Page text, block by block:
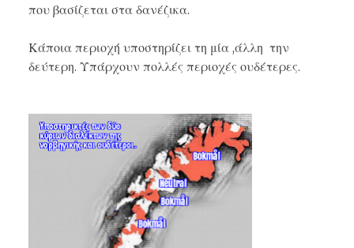
που βασίζεται στα δανέζικα.
Κάποια περιοχή υποστηρίζει τη μία ,άλλη την
δεύτερη. Υπάρχουν πολλές περιοχές ουδέτερες.